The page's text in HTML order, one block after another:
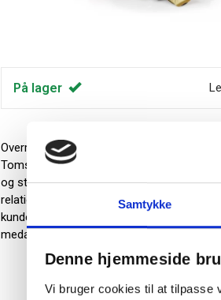
Samtykke
Denne hjemmeside
Vi bruger cookies til at tilpasse
På lager
Overrask med 1750 g. Toms Mini
Toms Mini Favoritter. Mulighed for Private
og styrker relationer hele julen. 1750 g.
relationerne i din virksomhed. Som
kundegave eller julehilsen til
medarbejdere eller kunder med 1750 g.